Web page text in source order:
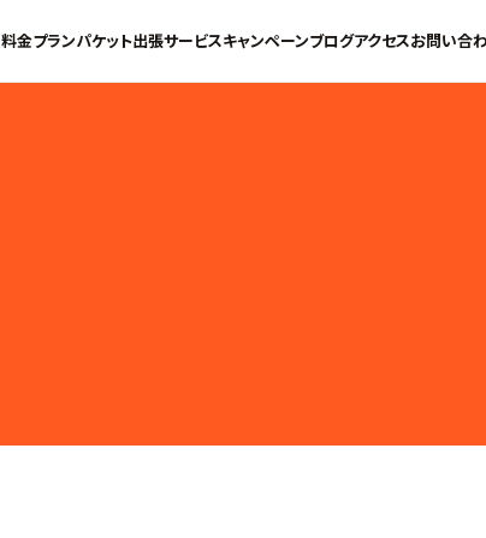
料金プランパケット出張サービスキャンペーンブログアクセスお問い合